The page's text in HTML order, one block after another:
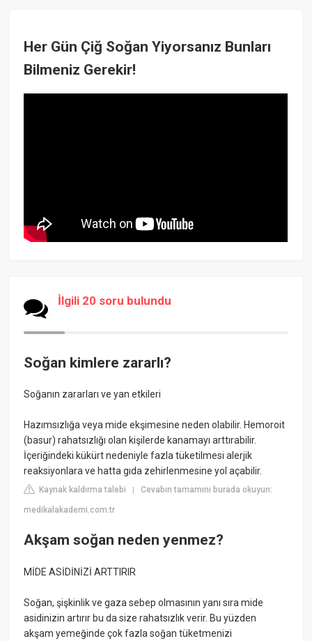
Her Gün Çiğ Soğan Yiyorsanız Bunları
Bilmeniz Gerekir!
İlgili 20 soru bulundu
Soğan kimlere zararlı?
Soğanın zararları ve yan etkileri
Hazımsızlığa veya mide ekşimesine neden olabilir. Hemoroit
(basur) rahatsızlığı olan kişilerde kanamayı arttırabilir.
İçeriğindeki kükürt nedeniyle fazla tüketilmesi alerjik
reaksiyonlara ve hatta gıda zehirlenmesine yol açabilir.
Kaynak kaldırma talebi |Cevabın tamamını burada okuyun:
medikalakademi.com.tr
Akşam soğan neden yenmez?
MİDE ASİDİNİZİ ARTTIRIR
Soğan, şişkinlik ve gaza sebep olmasının yanı sıra mide
asidinizin artırır bu da size rahatsızlık verir. Bu yüzden
akşam yemeğinde çok fazla soğan tüketmenizi